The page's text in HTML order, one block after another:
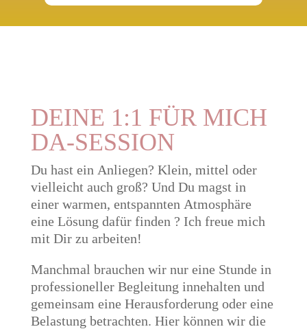
DEINE 1:1 FÜR MICH
DA-SESSION
Du hast ein Anliegen? Klein, mittel oder
vielleicht auch groß? Und Du magst in
einer warmen, entspannten Atmosphäre
eine Lösung dafür finden ? Ich freue mich
mit Dir zu arbeiten!
Manchmal brauchen wir nur eine Stunde in
professioneller Begleitung innehalten und
gemeinsam eine Herausforderung oder eine
Belastung betrachten. Hier können wir die